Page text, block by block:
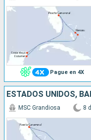
Pague en 4X
MSC Grandiosa 8 d